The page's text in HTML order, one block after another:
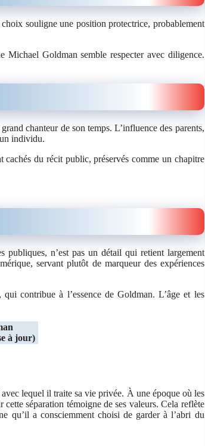
souligne une position protectrice, probablement
Michael Goldman semble respecter avec diligence.
chanteur de son temps. L’influence des parents,
individu.
du récit public, préservés comme un chapitre
publiques, n’est pas un détail qui retient largement
servant plutôt de marqueur des expériences
contribue à l’essence de Goldman. L’âge et les
à jour)
lequel il traite sa vie privée. À une époque où les
séparation témoigne de ses valeurs. Cela reflète
qu’il a consciemment choisi de garder à l’abri du